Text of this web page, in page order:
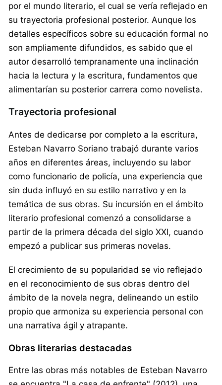
por el mundo literario, el cual se vería reflejado en
su trayectoria profesional posterior. Aunque los
detalles específicos sobre su educación formal no
son ampliamente difundidos, es sabido que el
autor desarrolló tempranamente una inclinación
hacia la lectura y la escritura, fundamentos que
alimentarían su posterior carrera como novelista.
Trayectoria profesional
Antes de dedicarse por completo a la escritura,
Esteban Navarro Soriano trabajó durante varios
años en diferentes áreas, incluyendo su labor
como funcionario de policía, una experiencia que
sin duda influyó en su estilo narrativo y en la
temática de sus obras. Su incursión en el ámbito
literario profesional comenzó a consolidarse a
partir de la primera década del siglo XXI, cuando
empezó a publicar sus primeras novelas.
El crecimiento de su popularidad se vio reflejado
en el reconocimiento de sus obras dentro del
ámbito de la novela negra, delineando un estilo
propio que armoniza su experiencia personal con
una narrativa ágil y atrapante.
Obras literarias destacadas
Entre las obras más notables de Esteban Navarro